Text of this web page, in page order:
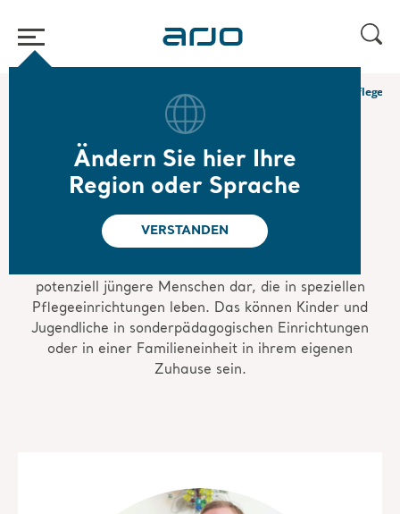
Ändern Sie hier Ihre
Region oder Sprache
VERSTANDEN
/ Mobilitätsgalerie für die Spezialpflege
Mobilitätsgalerie für
die Spezialpflege
potenziell jüngere Menschen dar, die in speziellen
Pflegeeinrichtungen leben. Das können Kinder und
Jugendliche in sonderpädagogischen Einrichtungen
oder in einer Familieneinheit in ihrem eigenen
Zuhause sein.